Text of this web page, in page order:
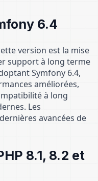
6.4
version est la mise
support à long terme
Symfony 6.4,
améliorées,
à long
Les
avancées de
8.1, 8.2 et